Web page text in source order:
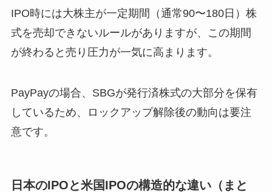
IPO時には大株主が一定期間（通常90〜180日）株
式を売却できないルールがありますが、この期間
が終わると売り圧力が一気に高まります。
PayPayの場合、SBGが発行済株式の大部分を保有
しているため、ロックアップ解除後の動向は要注
意です。
日本のIPOと米国IPOの構造的な違い（まと